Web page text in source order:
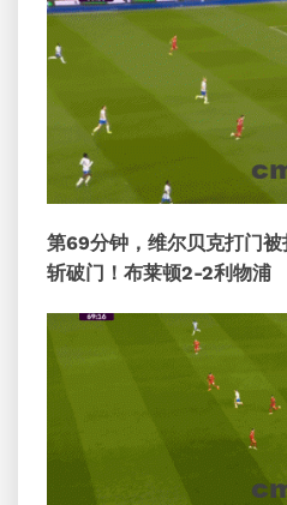
第69分钟，维尔贝克打门
斩破门！布莱顿2-2利物浦